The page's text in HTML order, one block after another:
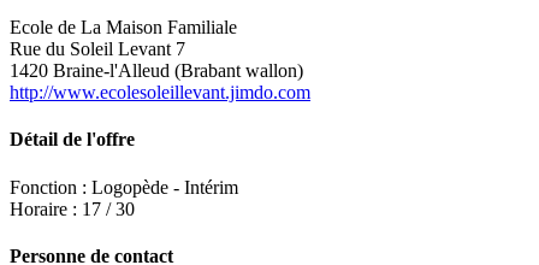
Ecole de La Maison Familiale
Rue du Soleil Levant 7
1420 Braine-l'Alleud (Brabant wallon)
http://www.ecolesoleillevant.jimdo.com
Détail de l'offre
Fonction : Logopède - Intérim
Horaire : 17 / 30
Personne de contact